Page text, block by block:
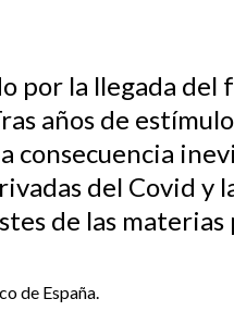
la llegada del
años de
del Covid y
de las
de España.